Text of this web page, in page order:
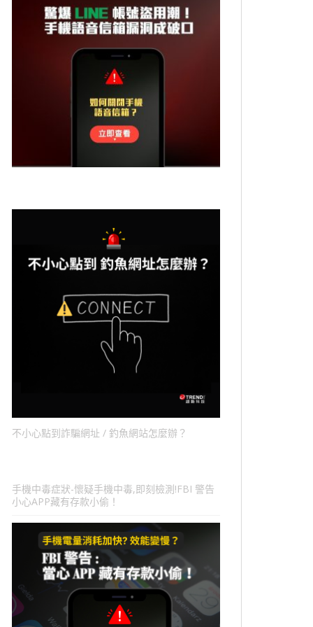
不小心點到詐騙網址 / 釣魚網站怎麼辦？
手機中毒症狀-懷疑手機中毒,即刻檢測!FBI 警告
小心APP藏有存款小偷！